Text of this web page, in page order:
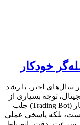
خودکار
سال‌های اخیر، با رشد
توجه بسیاری از
معامله‌گران به سمت ربات معامله‌گر خودکار (Trading Bot) جلب
بلکه پاسخی عملی